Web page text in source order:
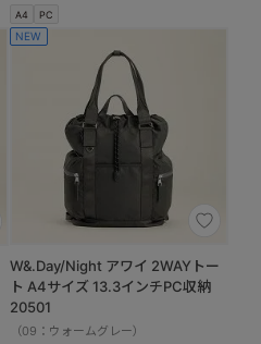
A4 PC
NEW
W&.Day/Night アワイ 2WAYトー
ト A4サイズ 13.3インチPC収納
20501
（09：ウォームグレー）